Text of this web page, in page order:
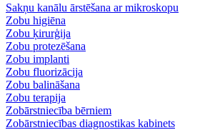
Sakņu kanālu ārstēšana ar mikroskopu
Zobu higiēna
Zobu ķirurģija
Zobu protezēšana
Zobu implanti
Zobu fluorizācija
Zobu balināšana
Zobu terapija
Zobārstniecība bērniem
Zobārstniecības diagnostikas kabinets